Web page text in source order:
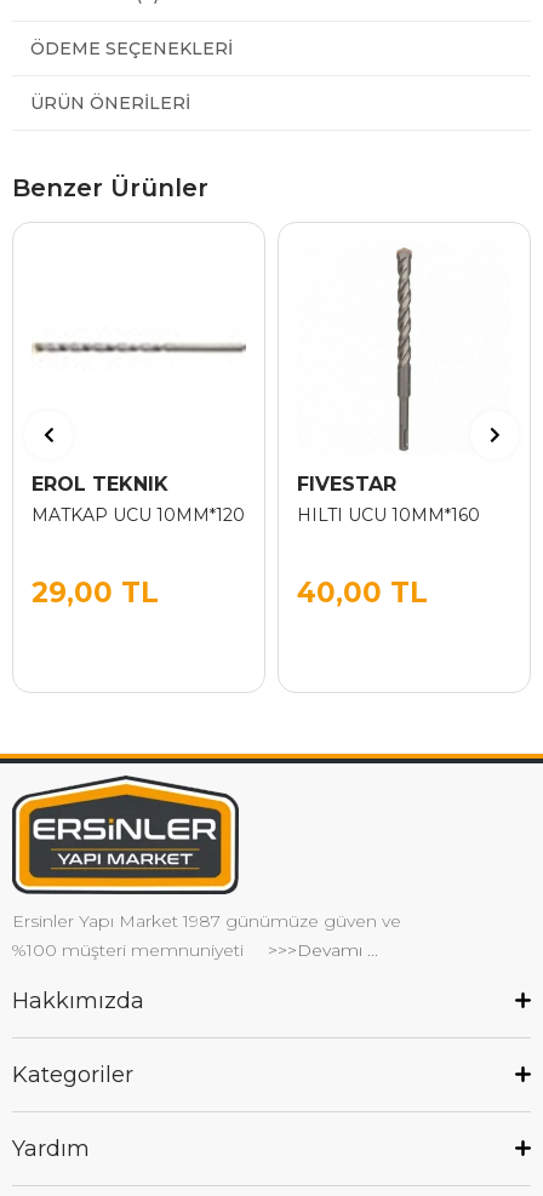
ÖDEME SEÇENEKLERI
ÜRÜN ÖNERILERI
Benzer Ürünler
EROL TEKNIK
MATKAP UCU 10MM*120
29,00 TL
FIVESTAR
HILTI UCU 10MM*160
40,00 TL
Ersinler Yapı Market 1987 günümüze güven ve
%100 müşteri memnuniyeti
>>>Devamı ...
Hakkımızda
Kategoriler
Yardım